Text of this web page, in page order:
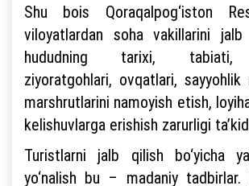
Shu bois Qoraqalpog‘iston
viloyatlardan soha vakillarini
hududning tarixi, tabiati,
ziyoratgohlari, ovqatlari, sayyohlik
marshrutlarini namoyish etish,
kelishuvlarga erishish zarurligi
Turistlarni jalb qilish bo‘yicha
yo‘nalish bu – madaniy tadbirlar.